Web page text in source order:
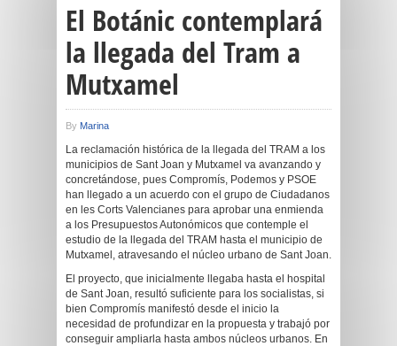
El Botánic contemplará
la llegada del Tram a
Mutxamel
By Marina
La reclamación histórica de la llegada del TRAM a los
municipios de Sant Joan y Mutxamel va avanzando y
concretándose, pues Compromís, Podemos y PSOE
han llegado a un acuerdo con el grupo de Ciudadanos
en les Corts Valencianes para aprobar una enmienda
a los Presupuestos Autonómicos que contemple el
estudio de la llegada del TRAM hasta el municipio de
Mutxamel, atravesando el núcleo urbano de Sant Joan.
El proyecto, que inicialmente llegaba hasta el hospital
de Sant Joan, resultó suficiente para los socialistas, si
bien Compromís manifestó desde el inicio la
necesidad de profundizar en la propuesta y trabajó por
conseguir ampliarla hasta ambos núcleos urbanos. En